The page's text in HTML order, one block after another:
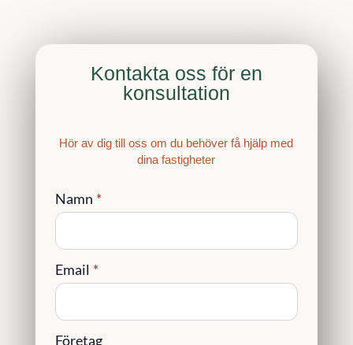
Kontakta oss för en
konsultation
Hör av dig till oss om du behöver få hjälp med
dina fastigheter
Namn *
Email *
Företag